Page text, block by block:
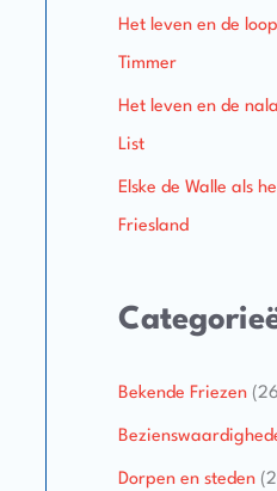
Het leven en de
Timmer
Het leven en de
List
Elske de Walle als
Friesland
Bekende Friezen
Dorpen en steden